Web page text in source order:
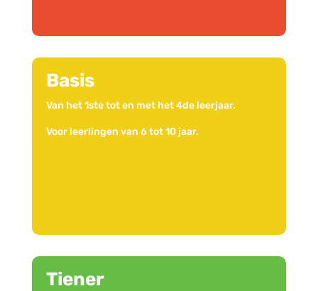
Basis
Van het 1ste tot en met het 4de leerjaar.
Voor leerlingen van 6 tot 10 jaar.
Tiener